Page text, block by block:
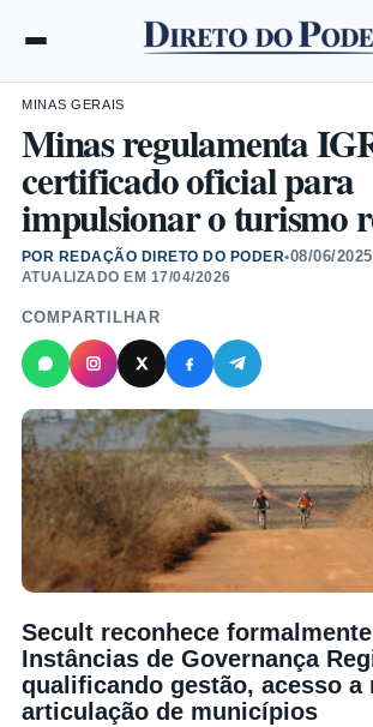
MINAS GERAIS
Minas regulamenta
certificado oficial para
impulsionar o turismo
POR REDAÇÃO DIRETO DO PODER•08/06/2025
ATUALIZADO EM 17/04/2026
COMPARTILHAR
Secult reconhece
Instâncias de Governança
qualificando gestão, acesso a
articulação de municípios